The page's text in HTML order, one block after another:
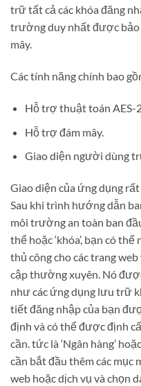
trữ tất cả các khóa đăng
trường duy nhất được bảo
mây.
Các tính năng chính bao
Hỗ trợ thuật toán AES-
Hỗ trợ đám mây.
Giao diện người dùng
Giao diện của ứng dụng
Sau khi trình hướng dẫn
môi trường an toàn ban
thể hoặc ‘khóa’, bạn có
thủ công cho các trang
cập thường xuyên. Nó
như các ứng dụng lưu trữ
tiết đăng nhập của bạn
định và có thể được định
cần. tức là ‘Ngân hàng’
cần bắt đầu thêm các mục
web hoặc dịch vụ và chọn